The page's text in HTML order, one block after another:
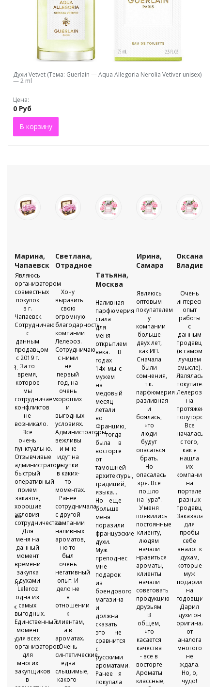
Духи Vеtvеt (Тема: Guerlain — Aqua Allegoria Nerolia Vetiver unisex)
— 2 ml
Цена:
0 Руб
В корзину
Марина,
Чапаевск
Являюсь
организатором
совместных
покупок
в г.
Чапаевск.
Сотрудничаю
с
данным
продавцом
с 2019 г.
За то
время,
которое
мы
сотрудничаем
конфликтов
не
возникало.
Все
очень
пунктуально.
Отзывчивые
администраторы,
быстрый
оперативный
прием
заказов,
хорошие
условия
сотрудничества.
Для
меня на
данный
момент
времени
закупка
с духами
Leleroz
одна из
самых
выгодных.
Единственный
момент
для всех
организаторов:
для
многих
закупщиков
в
Светлана,
Отрадное
Хочу
выразить
свою
огромную
благодарность
компании
Лелероз.
Сотрудничаю
с ними
не
первый
год, на
очень
хороших
и
выгодных
условиях.
Администраторы
вежливы
и мне
идут на
уступки
в каких-
то
моментах.
Ранее
сотрудничала
с другой
компании
наливных
ароматов,
но то
был
очень
негативный
опыт. И
дело не
в
отношении
к
клиентам,
а в
ароматах.
Очень
синтетические,
едва
слышимые,
какого-
Татьяна,
Москва
Наливная
парфюмерия
стала
для
меня
открытием
века. В
годах
14х мы с
мужем
на
медовый
месяц
летали
во
Францию,
я тогда
была в
восторге
от
тамошней
архитектуры,
традиций,
языка...
Но еще
больше
меня
поразили
французские
духи.
Муж
преподнес
мне
подарок
из
брендового
магазина
и
должна
сказать
это не
сравнится
с
русскими
ароматами.
Ранее я
покупала
Ирина,
Самара
Являюсь
оптовым
покупателем
у
компании
больше
двух лет,
как ИП.
Сначала
были
сомнения,
т.к.
парфюмерия
разливная
и
боялась,
что
люди
будут
опасаться
брать.
Но
опасалась
зря. Все
пошло
на "ура".
У меня
появились
постоянные
клиенту,
людям
начали
нравиться
ароматы,
клиенты
начали
советовать
продукцию
друзьям.
В
общем,
что
касается
качества
- все в
восторге.
Ароматы
классные,
Оксана,
Очень
интересный
опыт
работы
с
данным
продавцом
(в самом
лучшем
смысле).
Являлась
Лелероз
на
протяжении
Все
началась
с того,
как я
нашла
их
компанию
на
портале
разных
продавцов.
Заказала
для
пробы
себе
аналог к
духам,
которые
муж
подарил
на
годовщину.
Дарил
духи он
от
аналога
многого
не
ждала.
Но, о,
чудо!